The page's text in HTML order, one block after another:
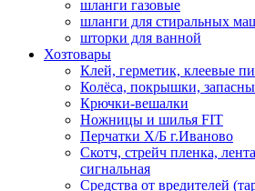
шланги газовые
шланги для стиральных
шторки для ванной
Хозтовары
Клей, герметик, клеевые
Колёса, покрышки,
Крючки-вешалки
Ножницы и шилья FIT
Перчатки Х/Б г.Иваново
Скотч, стрейч пленка,
сигнальная
Средства от вредителей